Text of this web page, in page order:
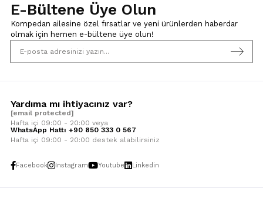
E-Bültene Üye Olun
Kompedan ailesine özel fırsatlar ve yeni ürünlerden haberdar
olmak için hemen e-bültene üye olun!
Yardıma mı ihtiyacınız var?
[email protected]
Hafta içi 09:00 - 20:00 veya
WhatsApp Hattı +90 850 333 0 567
Hafta içi 09:00 - 20:00 destek alabilirsiniz
Facebook Instagram Youtube Linkedin